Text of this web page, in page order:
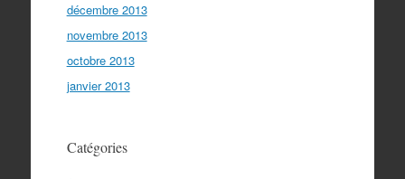
décembre 2013
novembre 2013
octobre 2013
janvier 2013
Catégories